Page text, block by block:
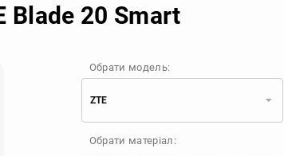
Blade 20 Smart
Обрати модель:
ZTE
Samsung
Apple
Обрати матеріал: